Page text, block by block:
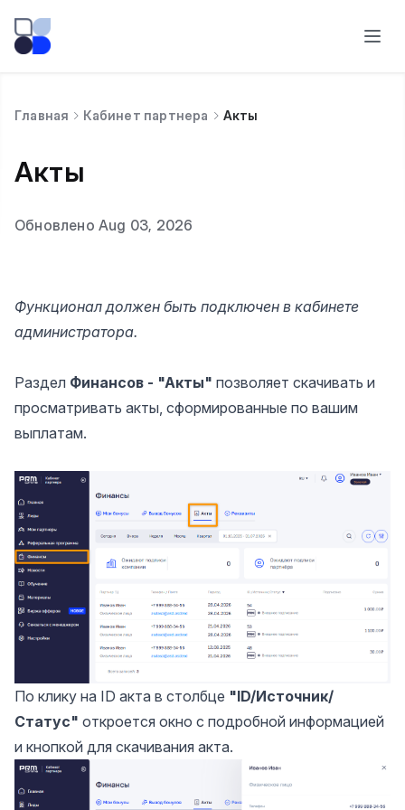
Главная Кабинет партнера Акты
Акты
Обновлено Aug 03, 2026
Функционал должен быть подключен в кабинете
администратора.
Раздел Финансов - "Акты" позволяет скачивать и
просматривать акты, сформированные по вашим
выплатам.
По клику на ID акта в столбце "ID/Источник/
Статус" откроется окно с подробной информацией
и кнопкой для скачивания акта.